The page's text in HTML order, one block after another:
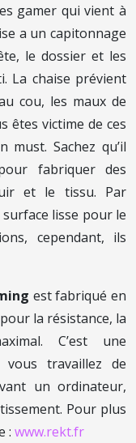
gamer qui vient à
a un capitonnage
le dossier et les
La chaise prévient
cou, les maux de
êtes victime de ces
Sachez qu’il
fabriquer des
et le tissu. Par
lisse pour le
cependant, ils
est fabriqué en
la résistance, la
C’est une
vous travaillez de
un ordinateur,
Pour plus
: www.rekt.fr